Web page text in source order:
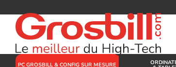
PC GROSBILL & CONFIG SUR MESURE